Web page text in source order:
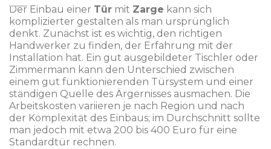
Der Einbau einer Tür mit Zarge kann sich
komplizierter gestalten als man ursprünglich
denkt. Zunächst ist es wichtig, den richtigen
Handwerker zu finden, der Erfahrung mit der
Installation hat. Ein gut ausgebildeter Tischler oder
Zimmermann kann den Unterschied zwischen
einem gut funktionierenden Türsystem und einer
ständigen Quelle des Ärgernisses ausmachen. Die
Arbeitskosten variieren je nach Region und nach
der Komplexität des Einbaus; im Durchschnitt sollte
man jedoch mit etwa 200 bis 400 Euro für eine
Standardtür rechnen.